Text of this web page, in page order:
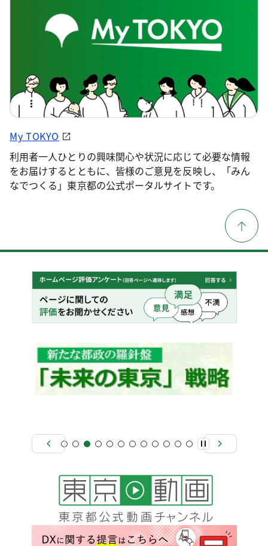
My TOKYO
利用者一人ひとりの興味関心や状況に応じて必要な情報
をお届けするとともに、皆様のご意見を反映し、「みん
なでつくる」東京都の公式ポータルサイトです。